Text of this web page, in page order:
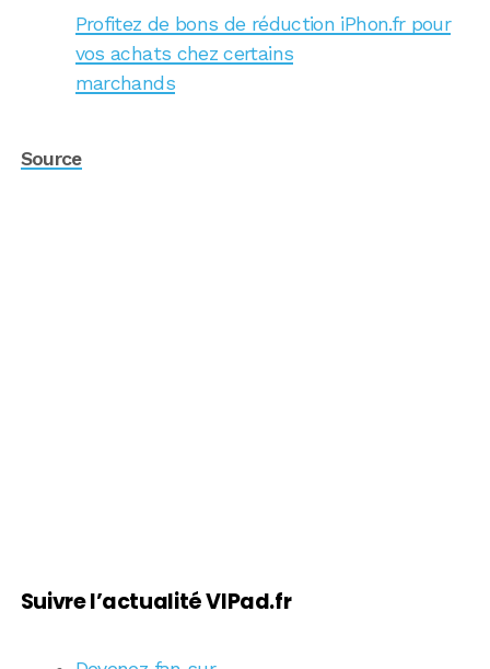
Profitez de bons de réduction iPhon.fr pour
vos achats chez certains
marchands
Source
Suivre l’actualité VIPad.fr